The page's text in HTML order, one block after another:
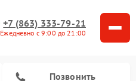
+7 (863) 333-79-21
Ежедневно с 9:00 до 21:00
Позвонить